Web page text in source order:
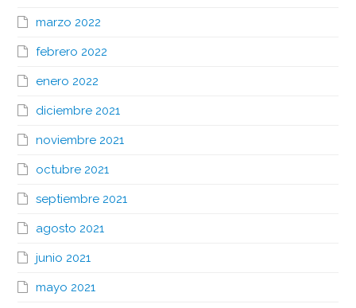
marzo 2022
febrero 2022
enero 2022
diciembre 2021
noviembre 2021
octubre 2021
septiembre 2021
agosto 2021
junio 2021
mayo 2021